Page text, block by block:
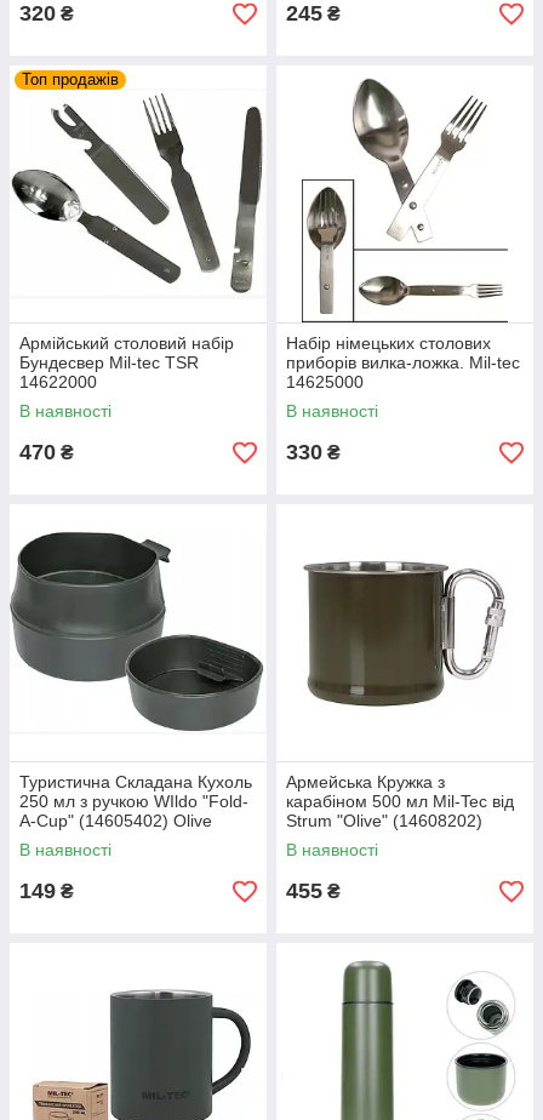
320 ₴ 245 ₴
Топ продажів
Армійський столовий набір
Бундесвер Mil-tec TSR
14622000
В наявності
470 ₴
Набір німецьких столових
приборів вилка-ложка. Mil-tec
14625000
В наявності
330 ₴
Туристична Складана Кухоль
250 мл з ручкою WIldo "Fold-
A-Cup" (14605402) Olive
В наявності
149 ₴
Армейська Кружка з
карабіном 500 мл Mil-Tec від
Strum "Olive" (14608202)
Нержавіюча сталь
В наявності
455 ₴